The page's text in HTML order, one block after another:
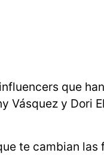
que
Vásquez y Dori
te cambian